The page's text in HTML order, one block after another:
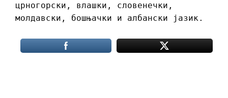
црногорски, влашки, словенечки,
молдавски, бошњачки и албански јазик.